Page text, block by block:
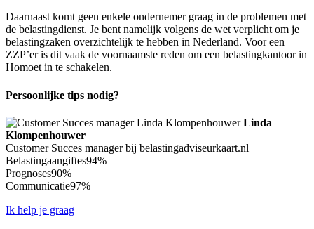
Daarnaast komt geen enkele ondernemer graag in de problemen met
de belastingdienst. Je bent namelijk volgens de wet verplicht om je
belastingzaken overzichtelijk te hebben in Nederland. Voor een
ZZP’er is dit vaak de voornaamste reden om een belastingkantoor in
Homoet in te schakelen.
Persoonlijke tips nodig?
Linda
Klompenhouwer
Customer Succes manager bij belastingadviseurkaart.nl
Belastingaangiftes94%
Prognoses90%
Communicatie97%
Ik help je graag